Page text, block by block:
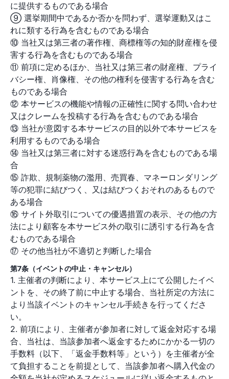
に提供するものである場合
⑨ 選挙期間中であるか否かを問わず、選挙運動又はこ
れに類する行為を含むものである場合
⑩ 当社又は第三者の著作権、商標権等の知的財産権を侵
害する行為を含むものである場合
⑪ 前項に定めるほか、当社又は第三者の財産権、プライ
バシー権、肖像権、その他の権利を侵害する行為を含む
ものである場合
⑫ 本サービスの機能や情報の正確性に関する問い合わせ
又はクレームを投稿する行為を含むものである場合
⑬ 当社が意図する本サービスの目的以外で本サービスを
利用するものである場合
⑭ 当社又は第三者に対する迷惑行為を含むものである場
合
⑮ 詐欺、規制薬物の濫用、売買春、マネーロンダリング
等の犯罪に結びつく、又は結びつくおそれのあるもので
ある場合
⑯ サイト外取引についての優遇措置の表示、その他の方
法により顧客を本サービス外の取引に誘引する行為を含
むものである場合
⑰ その他当社が不適切と判断した場合
第7条（イベントの中止・キャンセル）
1. 主催者の判断により、本サービス上にて公開したイベ
ントを、その終了前に中止する場合、当社所定の方法に
より当該イベントのキャンセル手続きを行ってくださ
い。
2. 前項により、主催者が参加者に対して返金対応する場
合、当社は、当該参加者へ返金するためにかかる一切の
手数料（以下、「返金手数料等」という）を主催者が全
て負担することを前提として、当該参加者へ購入代金の